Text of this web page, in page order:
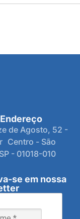
de Agosto, 52 -
Centro - São
- 01018-010
se em nossa